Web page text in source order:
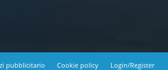
pubblicitario Cookie policy
Login/Register